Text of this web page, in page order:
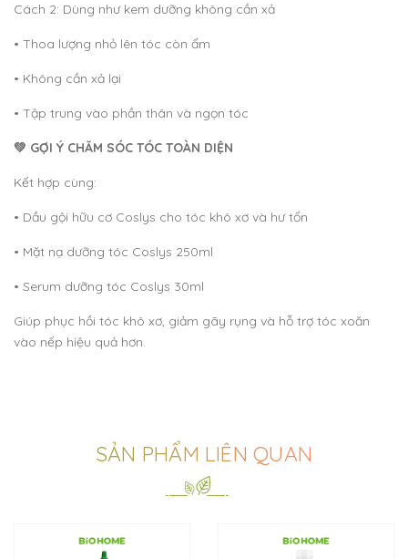
Cách 2: Dùng như kem dưỡng không cần xả
• Thoa lượng nhỏ lên tóc còn ẩm
• Không cần xả lại
• Tập trung vào phần thân và ngọn tóc
💚 GỢI Ý CHĂM SÓC TÓC TOÀN DIỆN
Kết hợp cùng:
• Dầu gội hữu cơ Coslys cho tóc khô xơ và hư tổn
• Mặt nạ dưỡng tóc Coslys 250ml
• Serum dưỡng tóc Coslys 30ml
Giúp phục hồi tóc khô xơ, giảm gãy rụng và hỗ trợ tóc xoăn
vào nếp hiệu quả hơn.
SẢN PHẨM LIÊN QUAN